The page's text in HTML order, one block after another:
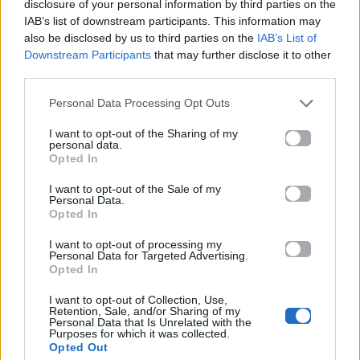
disclosure of your personal information by third parties on the
IAB’s list of downstream participants. This information may
also be disclosed by us to third parties on the IAB’s List of
Downstream Participants that may further disclose it to other
Personal Data Processing Opt Outs
I want to opt-out of the Sharing of my
personal data.
Opted In
I want to opt-out of the Sale of my
Personal Data.
Opted In
I want to opt-out of processing my
Personal Data for Targeted Advertising.
Opted In
I want to opt-out of Collection, Use,
Retention, Sale, and/or Sharing of my
Personal Data that Is Unrelated with the
Purposes for which it was collected.
Opted Out
Με έναδυνατό καστ
, μια ιστορία βασισμένη σε
αισθητική, τα«Δύο μαύρα πουκάμισα»
αναμένεται να αποτελέσουν μία από τις πιο
πολυαναμενόμενεςσειρέςτου νέου προγράμματος
MEGA, με τις προσδοκίες του κοινού να είναι
Κώστας Τσουρός: Οριστικό τέλος στη
συνεργασία του με τον ΣΚΑΪ